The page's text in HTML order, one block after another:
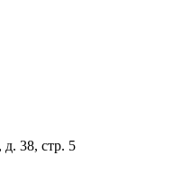
38, стр. 5